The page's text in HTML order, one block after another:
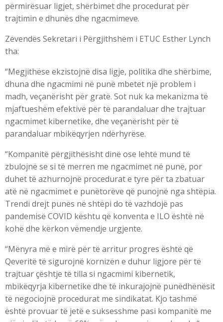
përmirësuar ligjet, shërbimet dhe procedurat për
trajtimin e dhunës dhe ngacmimeve.
Zëvendës Sekretari i Përgjithshëm i ETUC Esther Lynch
tha:
“Megjithëse ekzistojnë disa ligje, politika dhe shërbime,
dhuna dhe ngacmimi në punë mbetet një problem i
madh, veçanërisht për gratë. Sot nuk ka mekanizma të
mjaftueshëm efektivë për të parandaluar dhe trajtuar
ngacmimet kibernetike, dhe veçanërisht për të
parandaluar mbikëqyrjen ndërhyrëse.
“Kompanitë përgjithësisht dinë ose lehtë mund të
zbulojnë se si të merren me ngacmimet në punë, por
duhet të azhurnojnë procedurat e tyre për ta zbatuar
atë në ngacmimet e punëtorëve që punojnë nga shtëpia.
Trendi drejt punës në shtëpi do të vazhdojë pas
pandemisë COVID kështu që konventa e ILO është në
kohë dhe kërkon vëmendje urgjente.
“Mënyra më e mirë për të arritur progres është që
Qeveritë të sigurojnë kornizën e duhur ligjore për të
trajtuar çështje të tilla si ngacmimi kibernetik,
mbikëqyrja kibernetike dhe të inkurajojnë punëdhënësit
të negociojnë procedurat me sindikatat. Kjo tashmë
është provuar të jetë e suksesshme pasi kompanitë me